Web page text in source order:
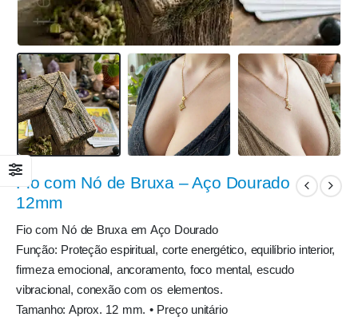
Fio com Nó de Bruxa – Aço Dourado
12mm
Fio com Nó de Bruxa em Aço Dourado
Função: Proteção espiritual, corte energético, equilíbrio interior,
firmeza emocional, ancoramento, foco mental, escudo
vibracional, conexão com os elementos.
Tamanho: Aprox. 12 mm. • Preço unitário